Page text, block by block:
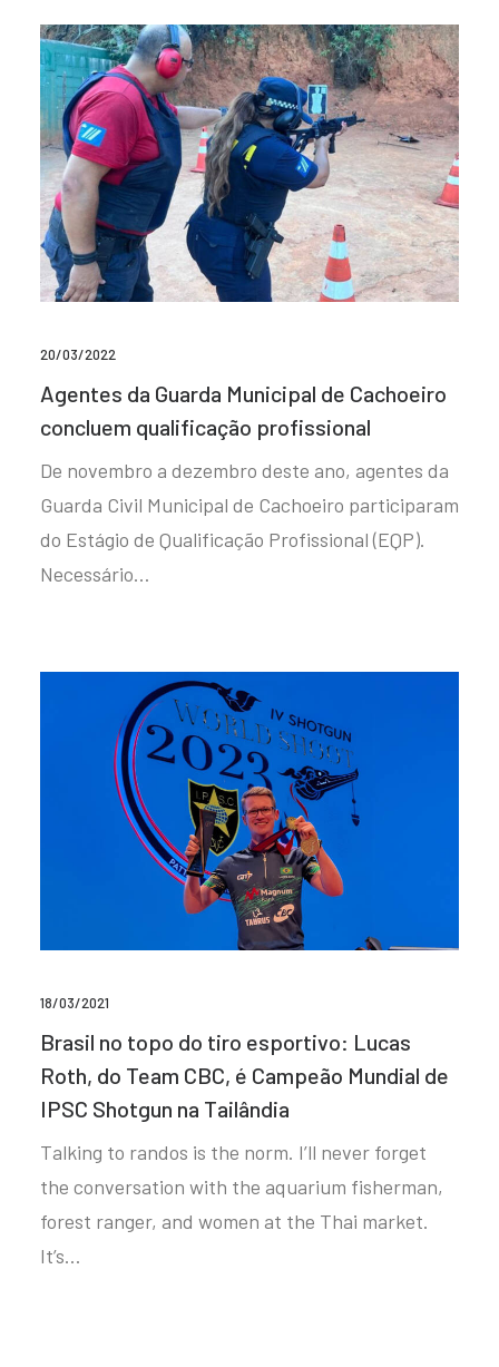
20/03/2022
Agentes da Guarda Municipal de Cachoeiro
concluem qualificação profissional
De novembro a dezembro deste ano, agentes da
Guarda Civil Municipal de Cachoeiro participaram
do Estágio de Qualificação Profissional (EQP).
Necessário…
18/03/2021
Brasil no topo do tiro esportivo: Lucas
Roth, do Team CBC, é Campeão Mundial de
IPSC Shotgun na Tailândia
Talking to randos is the norm. I’ll never forget
the conversation with the aquarium fisherman,
forest ranger, and women at the Thai market.
It’s…